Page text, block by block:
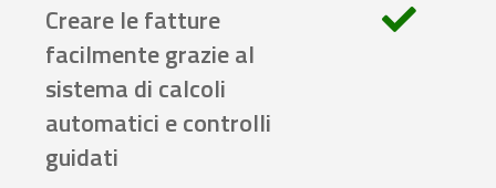
Creare le fatture
facilmente grazie al
sistema di calcoli
automatici e controlli
guidati